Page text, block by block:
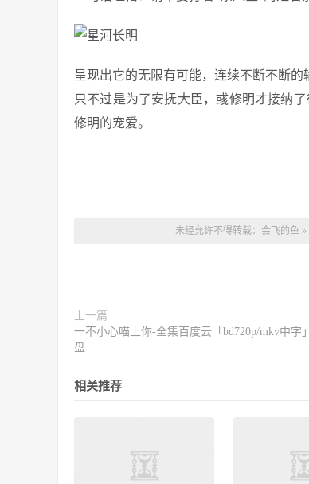
呈现出它的无限有可能，连续不断不断的
只不过是为了安抚大臣，彧修明才接纳
修明的宠爱。
未经允许不得转载： 会飞的鱼 »
上一篇
一不小心喵上你-全集百度云「bd720p/mkv中字
盘
相关推荐